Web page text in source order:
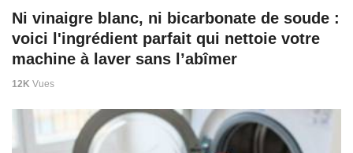
Ni vinaigre blanc, ni bicarbonate de soude :
voici l'ingrédient parfait qui nettoie votre
machine à laver sans l’abîmer
12K Vues